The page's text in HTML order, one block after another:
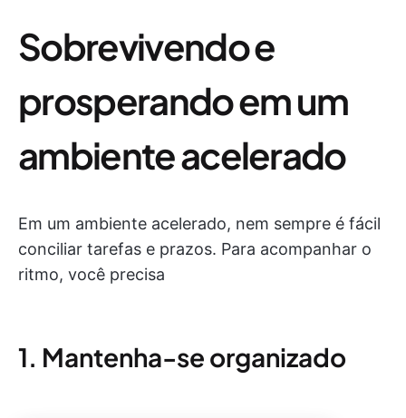
Sobrevivendo e
prosperando em um
ambiente acelerado
Em um ambiente acelerado, nem sempre é fácil
conciliar tarefas e prazos. Para acompanhar o
ritmo, você precisa
1. Mantenha-se organizado